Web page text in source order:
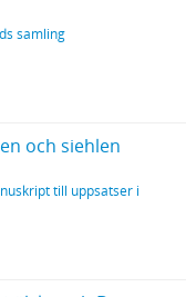
samling
och siehlen
till uppsatser i